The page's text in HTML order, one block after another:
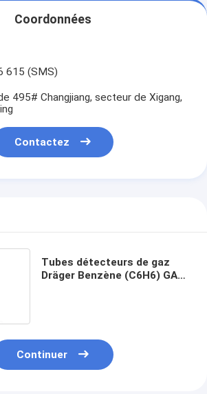
Coordonnées
615 (SMS)
495# Changjiang, secteur de Xigang,
Contactez
Tubes détecteurs de gaz
Dräger Benzène (C6H6) GAZ
Continuer